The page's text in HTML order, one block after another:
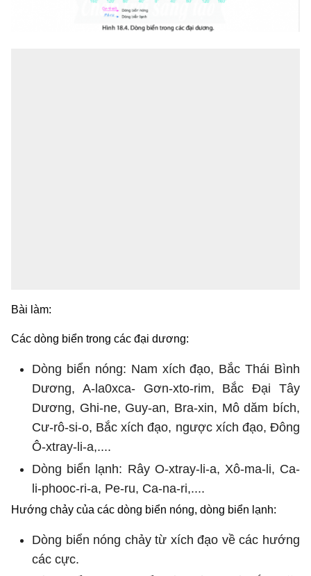
Bài làm:
Các dòng biển trong các đại dương:
Dòng biển nóng: Nam xích đạo, Bắc Thái Bình
Dương, A-la0xca- Gơn-xto-rim, Bắc Đại Tây
Dương, Ghi-ne, Guy-an, Bra-xin, Mô dăm bích,
Cư-rô-si-o, Bắc xích đạo, ngược xích đạo, Đông
Ô-xtray-li-a,....
Dòng biển lạnh: Rây O-xtray-li-a, Xô-ma-li, Ca-
li-phooc-ri-a, Pe-ru, Ca-na-ri,....
Hướng chảy của các dòng biển nóng, dòng biển lạnh:
Dòng biển nóng chảy từ xích đạo về các hướng
các cực.